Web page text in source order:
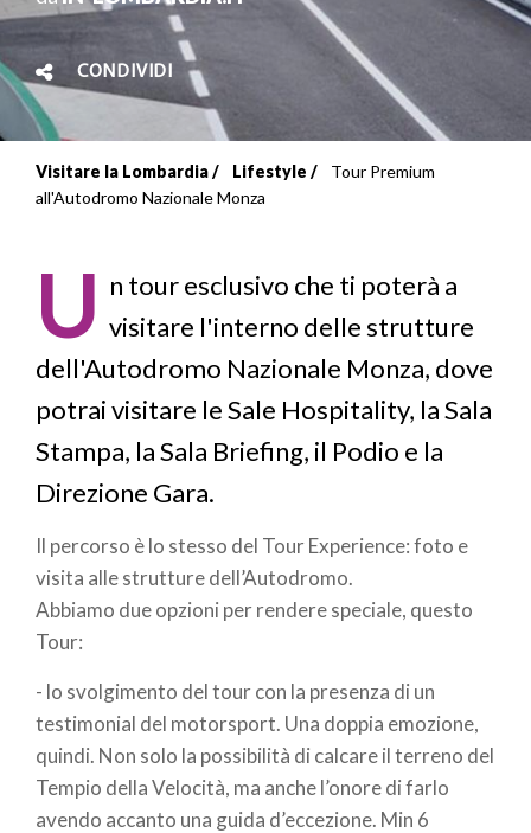
CONDIVIDI
Briciole
pane
Visitare la Lombardia Lifestyle
Tour Premium
all'Autodromo Nazionale Monza
U n tour esclusivo che ti poterà a
visitare l'interno delle strutture
dell'Autodromo Nazionale Monza, dove
potrai visitare le Sale Hospitality, la Sala
Stampa, la Sala Briefing, il Podio e la
Direzione Gara.
Il percorso è lo stesso del Tour Experience: foto e
visita alle strutture dell’Autodromo.
Abbiamo due opzioni per rendere speciale, questo
Tour:
- lo svolgimento del tour con la presenza di un
testimonial del motorsport. Una doppia emozione,
quindi. Non solo la possibilità di calcare il terreno del
Tempio della Velocità, ma anche l’onore di farlo
avendo accanto una guida d’eccezione. Min 6